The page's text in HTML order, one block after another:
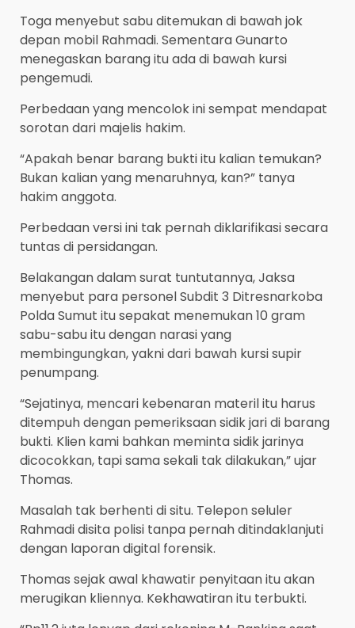
Toga menyebut sabu ditemukan di bawah jok
depan mobil Rahmadi. Sementara Gunarto
menegaskan barang itu ada di bawah kursi
pengemudi.
Perbedaan yang mencolok ini sempat mendapat
sorotan dari majelis hakim.
“Apakah benar barang bukti itu kalian temukan?
Bukan kalian yang menaruhnya, kan?” tanya
hakim anggota.
Perbedaan versi ini tak pernah diklarifikasi secara
tuntas di persidangan.
Belakangan dalam surat tuntutannya, Jaksa
menyebut para personel Subdit 3 Ditresnarkoba
Polda Sumut itu sepakat menemukan 10 gram
sabu-sabu itu dengan narasi yang
membingungkan, yakni dari bawah kursi supir
penumpang.
“Sejatinya, mencari kebenaran materil itu harus
ditempuh dengan pemeriksaan sidik jari di barang
bukti. Klien kami bahkan meminta sidik jarinya
dicocokkan, tapi sama sekali tak dilakukan,” ujar
Thomas.
Masalah tak berhenti di situ. Telepon seluler
Rahmadi disita polisi tanpa pernah ditindaklanjuti
dengan laporan digital forensik.
Thomas sejak awal khawatir penyitaan itu akan
merugikan kliennya. Kekhawatiran itu terbukti.